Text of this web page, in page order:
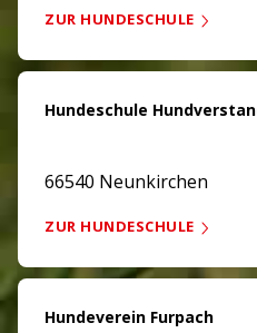
ZUR HUNDESCHULE
Hundeschule
66540 Neunkirchen
ZUR HUNDESCHULE
Hundeverein Furpach